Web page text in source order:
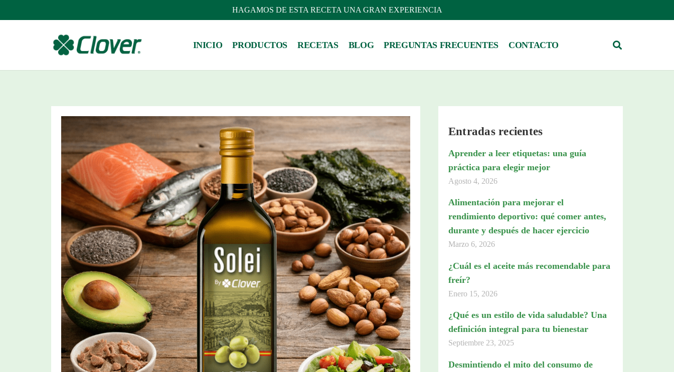
HAGAMOS DE ESTA RECETA UNA GRAN EXPERIENCIA
INICIO PRODUCTOS RECETAS BLOG PREGUNTAS FRECUENTES CONTACTO
Entradas recientes
Aprender a leer etiquetas: una guía
práctica para elegir mejor
Agosto 4, 2026
Alimentación para mejorar el
rendimiento deportivo: qué comer antes,
durante y después de hacer ejercicio
Marzo 6, 2026
¿Cuál es el aceite más recomendable para
freír?
Enero 15, 2026
¿Qué es un estilo de vida saludable? Una
definición integral para tu bienestar
Septiembre 23, 2025
Desmintiendo el mito del consumo de